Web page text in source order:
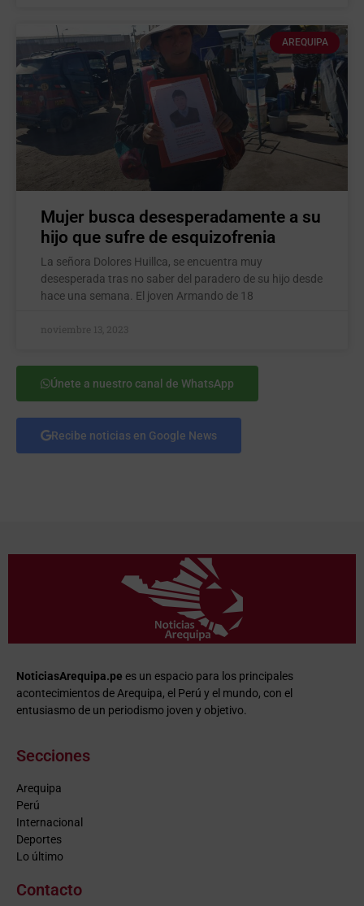
AREQUIPA
Mujer busca desesperadamente a su
hijo que sufre de esquizofrenia
La señora Dolores Huillca, se encuentra muy
desesperada tras no saber del paradero de su hijo desde
hace una semana. El joven Armando de 18
noviembre 13, 2023
Únete a nuestro canal de WhatsApp
Recibe noticias en Google News
NoticiasArequipa.pe es un espacio para los principales
acontecimientos de Arequipa, el Perú y el mundo, con el
entusiasmo de un periodismo joven y objetivo.
Secciones
Arequipa
Perú
Internacional
Deportes
Lo último
Contacto